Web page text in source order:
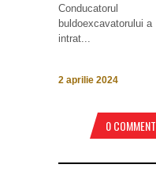
Conducatorul
buldoexcavatorului a
intrat...
2 aprilie 2024
0 COMMENT